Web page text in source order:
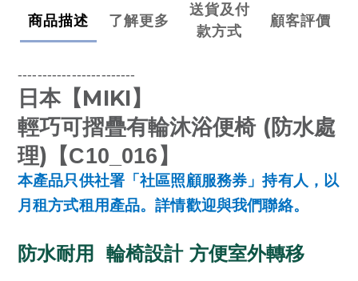
商品描述 了解更多
送貨及付
款方式
顧客評價
------------------------
日本【MIKI 】
輕巧可摺疊有輪沐浴便椅(防水處
理) 【C10_016 】
本產品只供社署「社區照顧服務券」持有人，以
月租方式租用產品。詳情歡迎與我們聯絡。
防水耐用 輪椅設計 方便室外轉移